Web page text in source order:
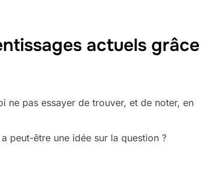
actuels grâce
ne pas essayer de trouver, et de noter, en
peut-être une idée sur la question ?